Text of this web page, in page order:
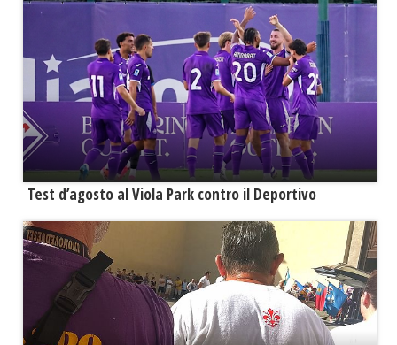
Test d’agosto al Viola Park contro il Deportivo